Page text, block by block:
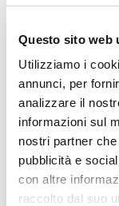
Questo sito web
Utilizziamo i
annunci, per
analizzare il
informazioni sul
nostri partner
pubblicità e
con altre
raccolto dal suo
esplorare i
Partenariato e
Fondazione di
esperienza come
tematiche
corporeità non